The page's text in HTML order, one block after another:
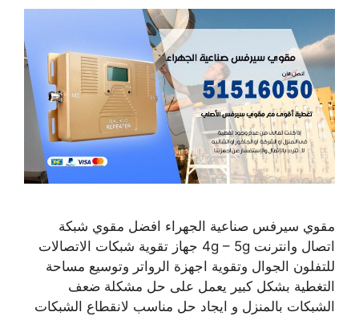
مقوي سيرفس صناعية الجهراء افضل مقوي شبكة
اتصال وانترنت 4g – 5g جهاز تقوية شبكات الاتصالات
للتفلون الجوال وتقوية اجهزة الرواتر وتوسيع مساحة
التغطية بشكل كبير يعمل على حل مشكلة ضعف
الشبكات بالمنزل و ايجاد حل مناسب لانقطاع الشبكات